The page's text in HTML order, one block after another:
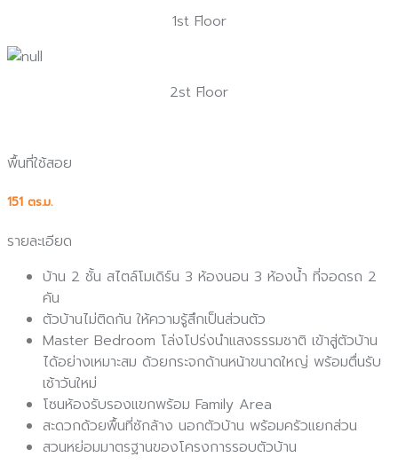
1st Floor
2st Floor
พื้นที่ใช้สอย
151 ตร.ม.
รายละเอียด
บ้าน 2 ชั้น สไตล์โมเดิร์น 3 ห้องนอน 3 ห้องน้ำ ที่จอดรถ 2
คัน
ตัวบ้านไม่ติดกัน ให้ความรู้สึกเป็นส่วนตัว
Master Bedroom โล่งโปร่งนำแสงธรรมชาติ เข้าสู่ตัวบ้าน
ได้อย่างเหมาะสม ด้วยกระจกด้านหน้าขนาดใหญ่ พร้อมตื่นรับ
เช้าวันใหม่
โซนห้องรับรองแขกพร้อม Family Area
สะดวกด้วยพื้นที่ซักล้าง นอกตัวบ้าน พร้อมครัวแยกส่วน
สวนหย่อมมาตรฐานของโครงการรอบตัวบ้าน